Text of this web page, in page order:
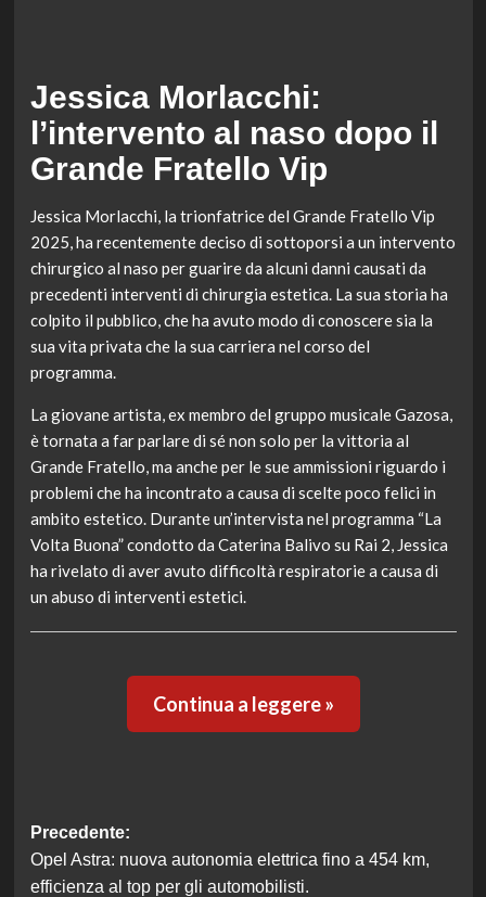
Jessica Morlacchi:
l’intervento al naso dopo il
Grande Fratello Vip
Jessica Morlacchi, la trionfatrice del Grande Fratello Vip
2025, ha recentemente deciso di sottoporsi a un intervento
chirurgico al naso per guarire da alcuni danni causati da
precedenti interventi di chirurgia estetica. La sua storia ha
colpito il pubblico, che ha avuto modo di conoscere sia la
sua vita privata che la sua carriera nel corso del
programma.
La giovane artista, ex membro del gruppo musicale Gazosa,
è tornata a far parlare di sé non solo per la vittoria al
Grande Fratello, ma anche per le sue ammissioni riguardo i
problemi che ha incontrato a causa di scelte poco felici in
ambito estetico. Durante un’intervista nel programma “La
Volta Buona” condotto da Caterina Balivo su Rai 2, Jessica
ha rivelato di aver avuto difficoltà respiratorie a causa di
un abuso di interventi estetici.
Continua a leggere »
Navigazione
articolo
Precedente:
Opel Astra: nuova autonomia elettrica fino a 454 km,
efficienza al top per gli automobilisti.